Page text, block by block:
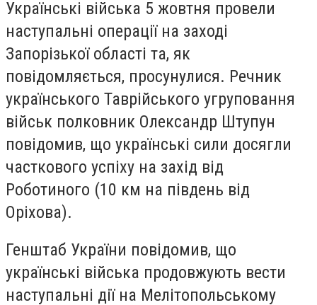
Українські війська 5 жовтня провели
наступальні операції на заході
Запорізької області та, як
повідомляється, просунулися. Речник
українського Таврійського угруповання
військ полковник Олександр Штупун
повідомив, що українські сили досягли
часткового успіху на захід від
Роботиного (10 км на південь від
Оріхова).
Генштаб України повідомив, що
українські війська продовжують вести
наступальні дії на Мелітопольському